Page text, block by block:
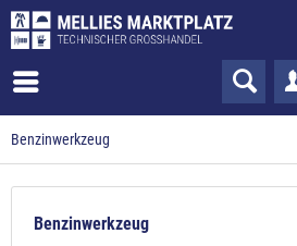
Benzinwerkzeug
Benzinwerkzeug